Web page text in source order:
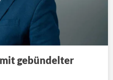
gebündelter